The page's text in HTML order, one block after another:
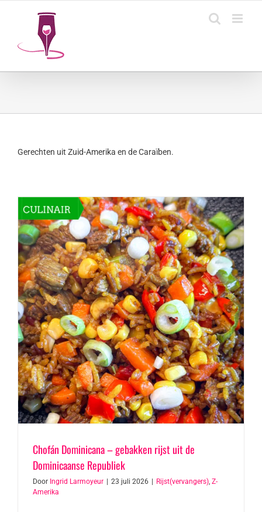
Gerechten uit Zuid-Amerika en de Caraïben.
Chofán Dominicana – gebakken rijst uit de
Dominicaanse Republiek
Door Ingrid Larmoyeur 23 juli 2026 Rijst(vervangers), Z-
Amerika